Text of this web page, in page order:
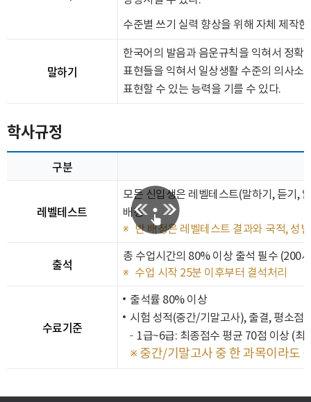
수준별 쓰기 실력 향상을 위해 자체 제작
말하기
한국어의 발음과 음운규칙을 익혀서 정확
표현들을 익혀서 일상생활 수준의 의사소
표현할 수 있는 능력을 기를 수 있다.
학사규정
구분
레벨테스트
모든 신입생은 레벨테스트(말하기, 듣기,
배정
반 배정은 레벨테스트 결과와 국적, 성
출석
총 수업시간의 80% 이상 출석 필수 (200
수업 시작 25분 이후부터 결석처리
수료기준
출석률 80% 이상
시험 성적(중간/기말고사), 출결, 평소점
1급~6급: 최종점수 평균 70점 이상 (
※ 중간/기말고사 중 한 과목이라도